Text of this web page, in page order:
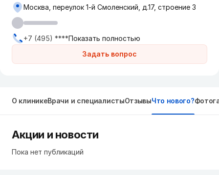
Задать вопрос
Москва, переулок 1-й Смоленский, д.17, строение 3
+7 (495) ****Показать полностью
О клиникеВрачи и специалистыОтзывыЧто нового?
Акции и новости
Пока нет публикаций